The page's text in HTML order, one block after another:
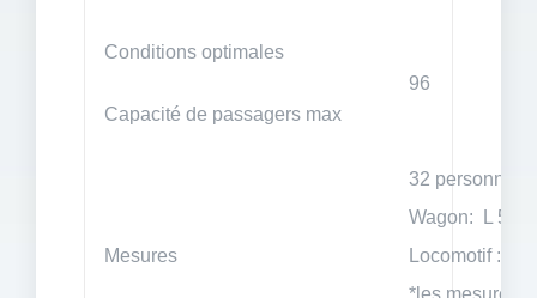
Conditions optimales
Capacité de passagers max
96
Mesures
32 personnes
Wagon: L
Locomotif : L
*les mesures